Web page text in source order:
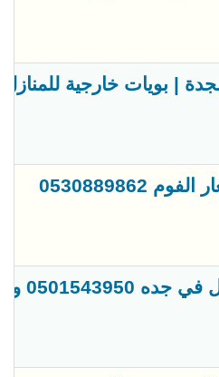
خارجية للمنازل
مدن السعودية